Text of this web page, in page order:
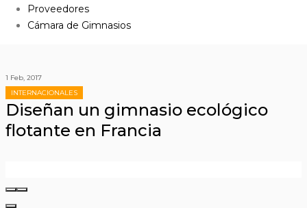
Proveedores
Cámara de Gimnasios
1 Feb, 2017
INTERNACIONALES
Diseñan un gimnasio ecológico
flotante en Francia